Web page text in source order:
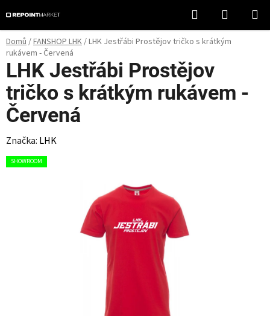
na
obsah
Hledat
KOŠÍK
Domů/FANSHOP LHK/LHK Jestřábi Prostějov tričko s krátkým
rukávem - Červená
LHK Jestřábi Prostějov
tričko s krátkým rukávem -
Červená
Značka: LHK
SHOWROOM